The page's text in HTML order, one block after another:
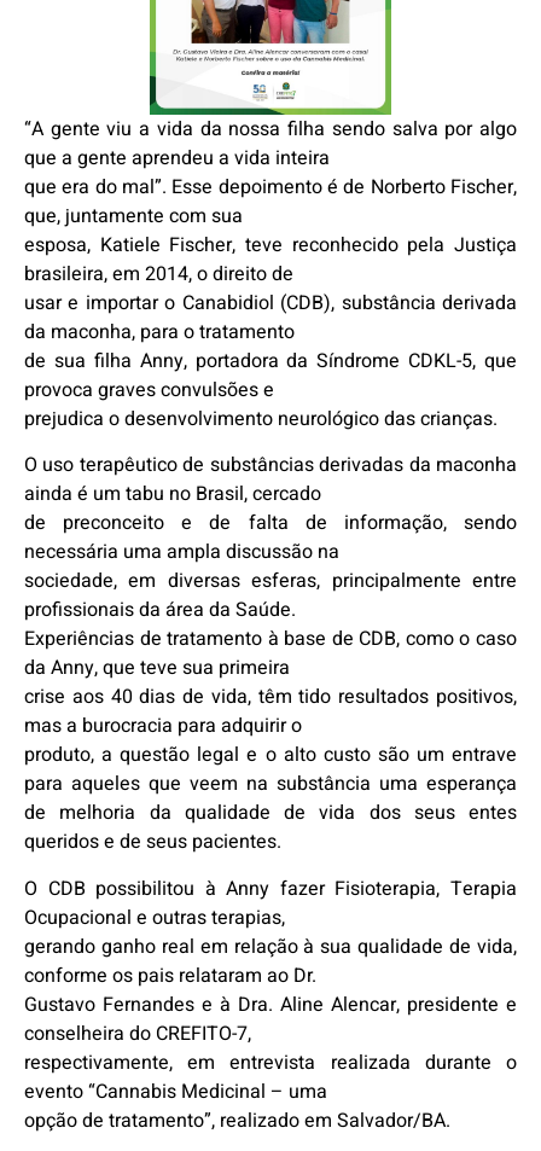
“A gente viu a vida da nossa filha sendo salva por algo
que a gente aprendeu a vida inteira
que era do mal”. Esse depoimento é de Norberto Fischer,
que, juntamente com sua
esposa, Katiele Fischer, teve reconhecido pela Justiça
brasileira, em 2014, o direito de
usar e importar o Canabidiol (CDB), substância derivada
da maconha, para o tratamento
de sua filha Anny, portadora da Síndrome CDKL-5, que
provoca graves convulsões e
prejudica o desenvolvimento neurológico das crianças.
O uso terapêutico de substâncias derivadas da maconha
ainda é um tabu no Brasil, cercado
de preconceito e de falta de informação, sendo
necessária uma ampla discussão na
sociedade, em diversas esferas, principalmente entre
profissionais da área da Saúde.
Experiências de tratamento à base de CDB, como o caso
da Anny, que teve sua primeira
crise aos 40 dias de vida, têm tido resultados positivos,
mas a burocracia para adquirir o
produto, a questão legal e o alto custo são um entrave
para aqueles que veem na substância uma esperança
de melhoria da qualidade de vida dos seus entes
queridos e de seus pacientes.
O CDB possibilitou à Anny fazer Fisioterapia, Terapia
Ocupacional e outras terapias,
gerando ganho real em relação à sua qualidade de vida,
conforme os pais relataram ao Dr.
Gustavo Fernandes e à Dra. Aline Alencar, presidente e
conselheira do CREFITO-7,
respectivamente, em entrevista realizada durante o
evento “Cannabis Medicinal – uma
opção de tratamento”, realizado em Salvador/BA.